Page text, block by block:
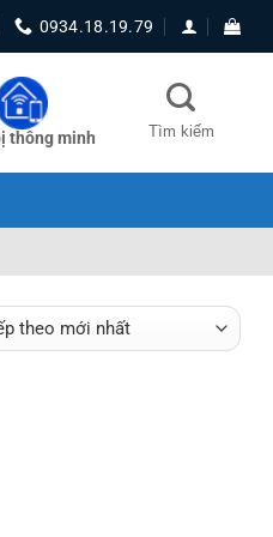
0934.18.19.79
thông minh